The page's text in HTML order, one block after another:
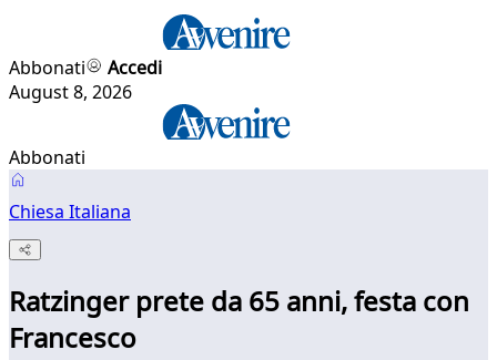
Abbonati
Accedi
August 8, 2026
Abbonati
Chiesa Italiana
Ratzinger prete da 65 anni, festa con
Francesco